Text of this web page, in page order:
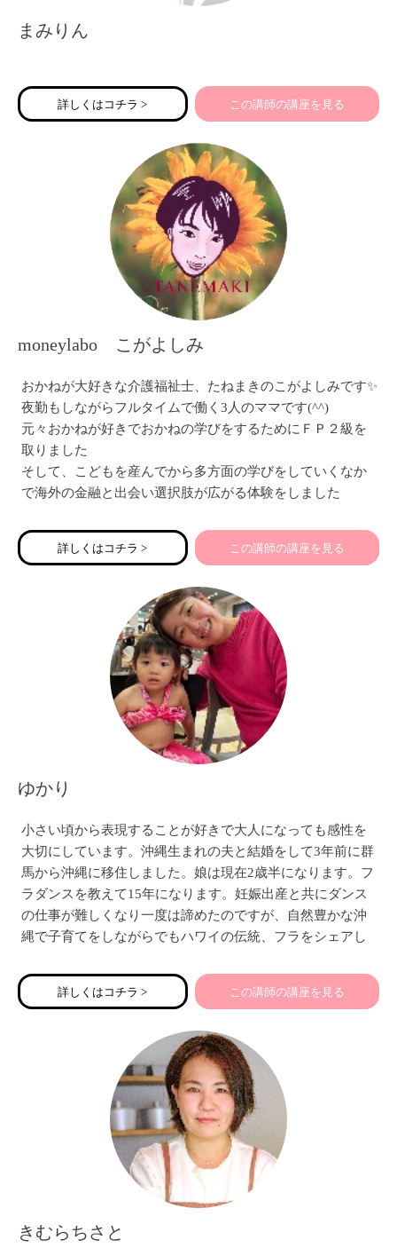
まみりん
詳しくはコチラ > この講師の講座を見る
moneylabo こがよしみ
おかねが大好きな介護福祉士、たねまきのこがよしみです✨
夜勤もしながらフルタイムで働く3人のママです(^^)
元々おかねが好きでおかねの学びをするためにＦＰ２級を
取りました
そして、こどもを産んでから多方面の学びをしていくなか
で海外の金融と出会い選択肢が広がる体験をしました
ねの学びは義務教育並に全員に必要だと確信しました
おかねを学ぶことで「おかねが理由で夢をあきらめること
そして子どもたちにも伝えていきたいです！
詳しくはコチラ > この講師の講座を見る
ゆかり
小さい頃から表現することが好きで大人になっても感性を
大切にしています。沖縄生まれの夫と結婚をして3年前に群
馬から沖縄に移住しました。娘は現在2歳半になります。フ
ラダンスを教えて15年になります。妊娠出産と共にダンス
の仕事が難しくなり一度は諦めたのですが、自然豊かな沖
縄で子育てをしながらでもハワイの伝統、フラをシェアし
した。マタニティフラでもベビーを抱っこしながらのフラ
でも可能です。どうぞよろしくお願いします。
詳しくはコチラ > この講師の講座を見る
きむらちさと